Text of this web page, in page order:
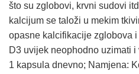
što su zglobovi, krvni sudovi
kalcijum se taloži u mekim
opasne kalcifikacije zglobova
D3 uvijek neophodno uzimati
1 kapsula dnevno; Namjena: